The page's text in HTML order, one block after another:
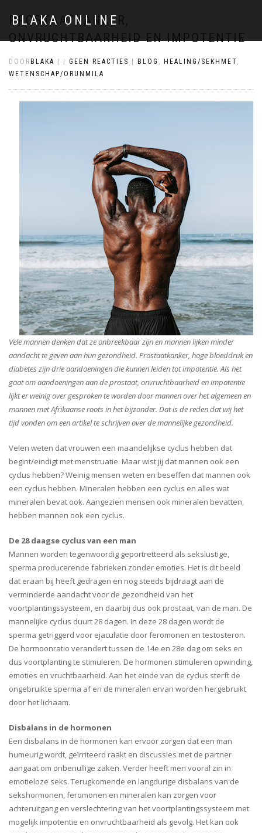
BLAKA ONLINE
PROSTAATKANKER,
ONVRUCHTBAARHEID EN IMPOTENTIE
DOOR BLAKA GEEN REACTIES BLOG , HEALING/SEKHMET,
WETENSCHAP/ORUNMILA
Vele mannen denken dat ze onbreekbaar zijn en mannen lijken minder
aandacht te geven aan hun gezondheid. Prostaatkanker, hoge bloeddruk en
diabetes zijn drie aandoeningen die kunnen leiden tot impotentie. Als het
gaat om aandoeningen aan de prostaat, onvruchtbaarheid en impotentie
lijkt er weinig over gesproken te worden door mannen over het algemeen en
mannen met Afrikaanse roots in het bijzonder. Dat is de reden dat wij het
tijd vonden om een artikel te schrijven over de mannelijke gezondheid.
Velen weten dat vrouwen een maandelijkse cyclus hebben dat
begint/eindigt met menstruatie. Maar wist jij dat mannen ook een
cyclus hebben? Weinig mensen weten en beseffen dat mannen ook
een cyclus hebben. Mineralen hebben een cyclus en alles wat
mineralen bevat ook. Aangezien mensen ook mineralen bevatten,
hebben mannen ook een cyclus.
De 28 daagse cyclus van een man
Mannen worden tegenwoordig geportretteerd als sekslustige,
sperma producerende fabrieken zonder emoties. Het is dit beeld
dat eraan bij heeft gedragen en nog steeds bijdraagt aan de
verminderde aandacht voor de gezondheid van het
voortplantingssysteem, en daarbij dus ook prostaat, van de man. De
mannelijke cyclus duurt 28 dagen. In deze 28 dagen wordt de
sperma getriggerd voor ejaculatie door feromonen en testosteron.
De hormoonratio verandert tussen de 14e en 28e dag om seks en
dus voortplanting te stimuleren. De hormonen stimuleren opwinding,
emoties en vruchtbaarheid. Aan het einde van de cyclus sterft de
ongebruikte sperma af en de mineralen ervan worden hergebruikt
door het lichaam.
Disbalans in de hormonen
Een disbalans in de hormonen kan ervoor zorgen dat een man
humeurig wordt, geïrriteerd raakt en discussies met de partner
aangaat om onbenullige zaken. Verder heeft men vooral zin in
emotieloze seks. Terugkomende en langdurige disbalans van de
sekshormonen, feromonen en mineralen kan zorgen voor
achteruitgang en verslechtering van het voortplantingssysteem met
mogelijk impotentie en onvruchtbaarheid als gevolg. Het kan ook